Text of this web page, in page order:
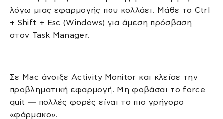
λόγω μιας εφαρμογής που κολλάει. Μάθε το Ctrl
+ Shift + Esc (Windows) για άμεση πρόσβαση
στον Task Manager.
Σε Mac άνοιξε Activity Monitor και κλείσε την
προβληματική εφαρμογή. Μη φοβάσαι το force
quit — πολλές φορές είναι το πιο γρήγορο
«φάρμακο».